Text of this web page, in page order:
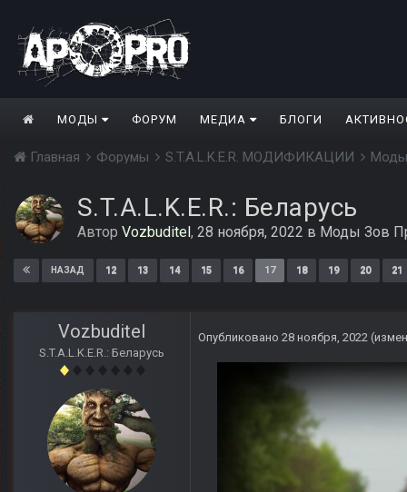
МОДЫ ФОРУМ МЕДИА БЛОГИ
Главная Форумы S.T.A.L.K.E.R. МОДИФИКАЦИИ
S.T.A.L.K.E.R.: Беларусь
Автор Vozbuditel, 28 ноября, 2022 в Моды Зов
НАЗАД 12 13 14 15 16 17 18 19 20 21
Vozbuditel
S.T.A.L.K.E.R.: Беларусь
Опубликовано 28 ноября, 2022